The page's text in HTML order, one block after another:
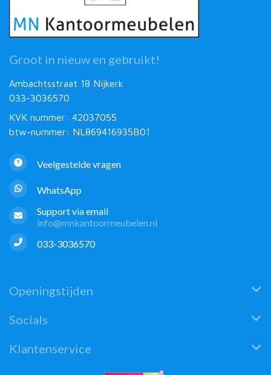
Groot in nieuw en gebruikt!
Ambachtsstraat 18 Nijkerk
033-3036570
KVK nummer: 42037055
btw-nummer: NL869416935B01
Veelgestelde vragen
WhatsApp
Support via email
info@mnkantoormeubelen.nl
033-3036570
Openingstijden
Socials
Klantenservice